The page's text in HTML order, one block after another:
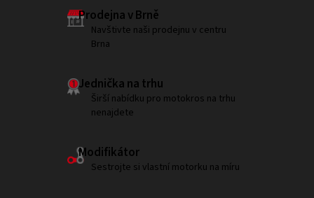
Prodejna v Brně
Navštivte naši prodejnu v centru
Brna
Jednička na trhu
Širší nabídku pro motokros na trhu
nenajdete
Modifikátor
Sestrojte si vlastní motorku na míru